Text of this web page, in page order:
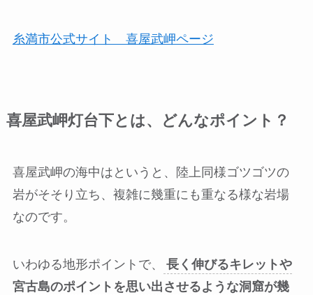
糸満市公式サイト 喜屋武岬ページ
喜屋武岬灯台下とは、どんなポイント？
喜屋武岬の海中はというと、陸上同様ゴツゴツの
岩がそそり立ち、複雑に幾重にも重なる様な岩場
なのです。
いわゆる地形ポイントで、
長く伸びるキレットや
宮古島のポイントを思い出させるような洞窟が幾